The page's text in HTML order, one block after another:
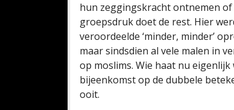
hun zeggingskracht ontnemen
groepsdruk doet de rest. Hier
veroordeelde ‘minder, minder’
maar sindsdien al vele malen in
op moslims. Wie haat nu
bijeenkomst op de dubbele
ooit.